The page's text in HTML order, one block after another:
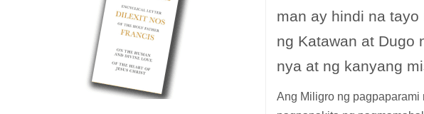
man ay hindi na
ng Katawan at Dugo
nya at ng kanyang
Ang Miligro ng